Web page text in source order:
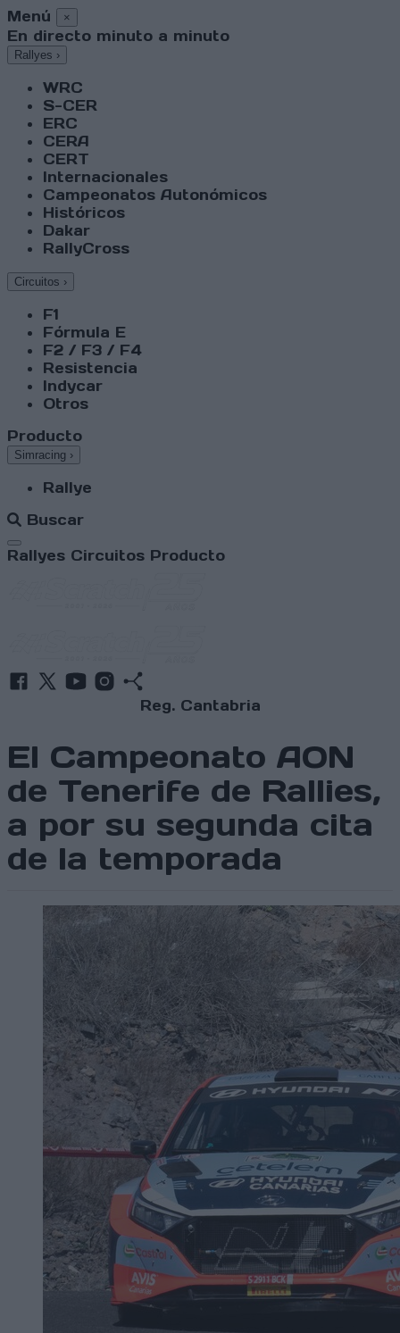
Menú ×
En directo minuto a minuto
Rallyes ›
WRC
S-CER
ERC
CERA
CERT
Internacionales
Campeonatos Autonómicos
Históricos
Dakar
RallyCross
Circuitos ›
F1
Fórmula E
F2 / F3 / F4
Resistencia
Indycar
Otros
Producto
Simracing ›
Rallye
Buscar
Abrir menú
Rallyes Circuitos Producto
Reg. Cantabria
El Campeonato AON
de Tenerife de Rallies,
a por su segunda cita
de la temporada